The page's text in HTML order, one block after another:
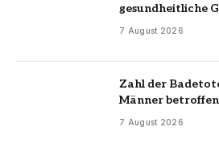
gesundheitliche
7 August 2026
Zahl der
Männer betroffen
7 August 2026